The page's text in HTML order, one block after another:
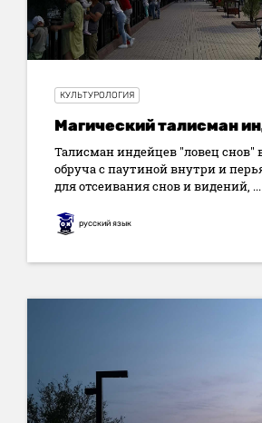
КУЛЬТУРОЛОГИЯ
Магический талисман
Талисман индейцев "ловец снов"
обруча с паутиной внутри и
для отсеивания снов и видений, ...
русский язык